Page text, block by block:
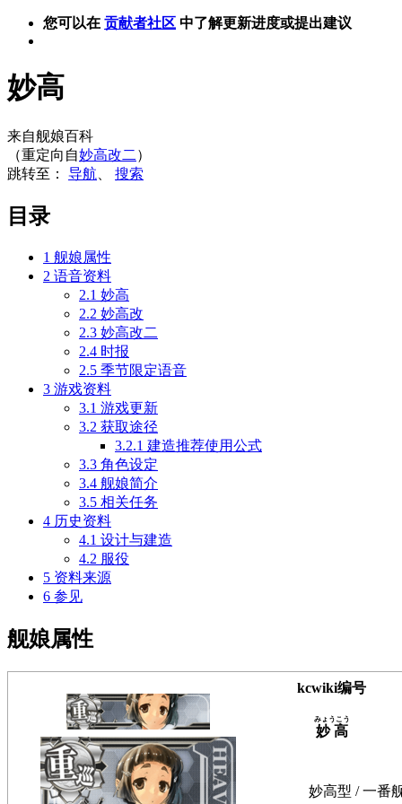
您可以在 贡献者社区 中了解更新进度或提出建议
妙高
来自舰娘百科
（重定向自妙高改二 ）
跳转至： 导航 搜索
目录
1 舰娘属性
2 语音资料
2.1 妙高
2.2 妙高改
2.3 妙高改二
2.4 时报
2.5 季节限定语音
3 游戏资料
3.1 游戏更新
3.2 获取途径
3.2.1 建造推荐使用公式
3.3 角色设定
3.4 舰娘简介
3.5 相关任务
4 历史资料
4.1 设计与建造
4.2 服役
5 资料来源
6 参见
舰娘属性
kcwiki编号
妙高
みょうこう
妙高型 / 一番